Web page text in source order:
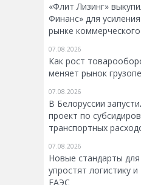
«Флит Лизинг»
Финанс» для
рынке
07.08.2026
Как рост
меняет рынок
07.08.2026
В Белоруссии
проект по
транспортных
07.08.2026
Новые стандарты
упростят логистику
ЕАЭС